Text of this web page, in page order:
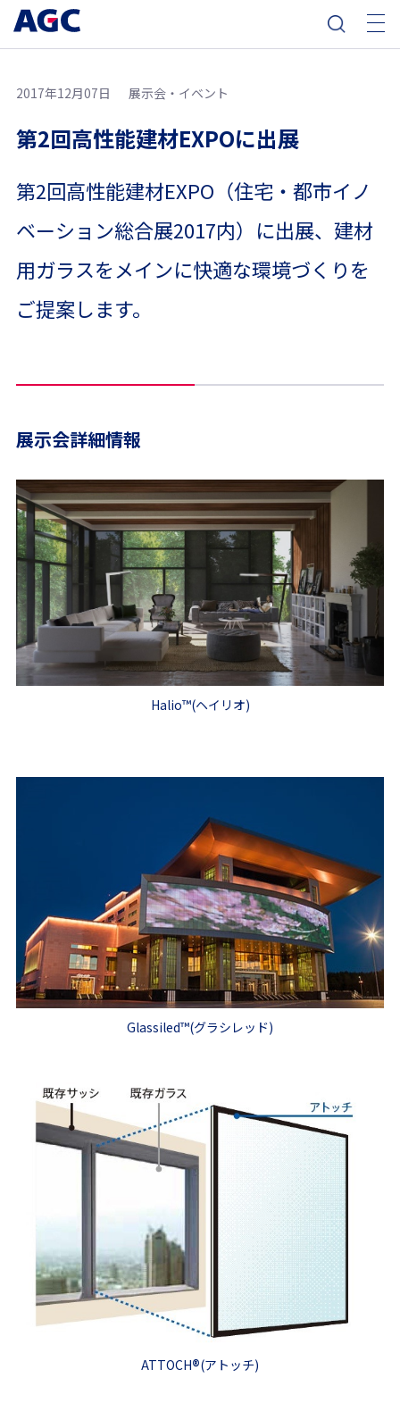
2017年12月07日 展示会・イベント
第2回高性能建材EXPOに出展
第2回高性能建材EXPO（住宅・都市イノ
ベーション総合展2017内）に出展、建材
用ガラスをメインに快適な環境づくりを
ご提案します。
展示会詳細情報
Halio™(ヘイリオ)
Glassiled™(グラシレッド)
ATTOCH®(アトッチ)